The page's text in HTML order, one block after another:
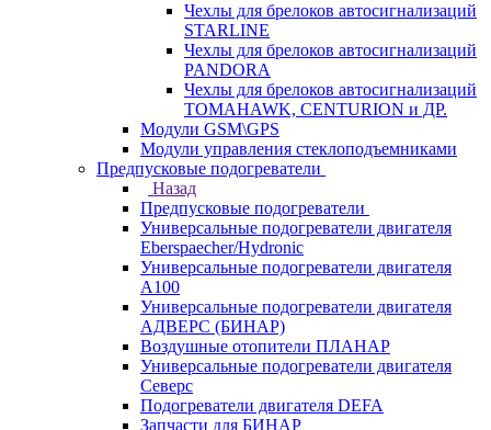
Чехлы для брелоков автосигнализаций
STARLINE
Чехлы для брелоков автосигнализаций
PANDORA
Чехлы для брелоков автосигнализаций
TOMAHAWK, CENTURION и ДР.
Модули GSM\GPS
Модули управления стеклоподъемниками
Предпусковые подогреватели
Назад
Предпусковые подогреватели
Универсальные подогреватели двигателя
Eberspaecher/Hydronic
Универсальные подогреватели двигателя
A100
Универсальные подогреватели двигателя
АДВЕРС (БИНАР)
Воздушные отопители ПЛАНАР
Универсальные подогреватели двигателя
Северс
Подогреватели двигателя DEFA
Запчасти для БИНАР